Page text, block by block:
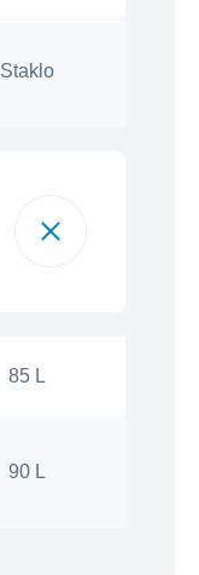
Staklo
85 L
90 L